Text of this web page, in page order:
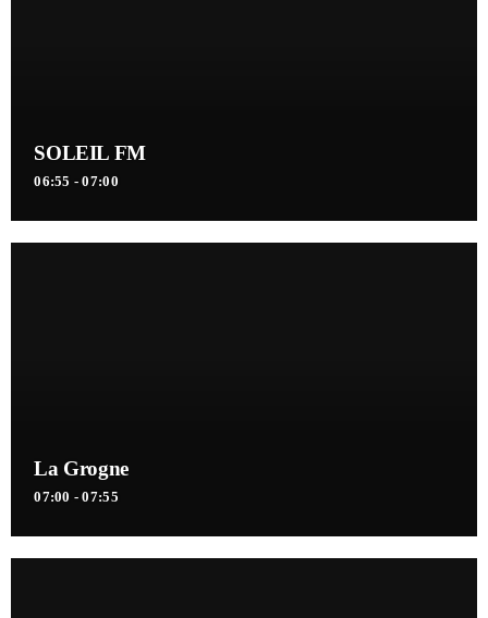
SOLEIL FM
06:55 - 07:00
La Grogne
07:00 - 07:55